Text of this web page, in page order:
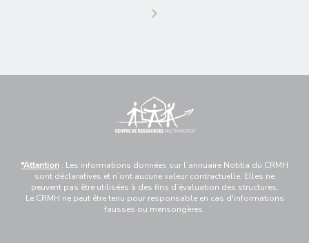
*Attention : Les informations données sur l’annuaire Notitia du CRMH
sont déclaratives et n’ont aucune valeur contractuelle. Elles ne
peuvent pas être utilisées à des fins d’évaluation des structures.
Le CRMH ne peut être tenu pour responsable en cas d'informations
fausses ou mensongères.